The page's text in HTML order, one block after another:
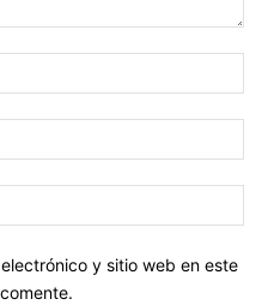
y sitio web en este